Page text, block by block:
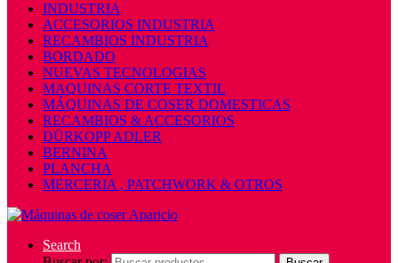
INDUSTRIA
ACCESORIOS INDUSTRIA
RECAMBIOS INDUSTRIA
BORDADO
NUEVAS TECNOLOGIAS
MAQUINAS CORTE TEXTIL
MÁQUINAS DE COSER DOMESTICAS
RECAMBIOS & ACCESORIOS
DÜRKOPP ADLER
BERNINA
PLANCHA
MERCERIA , PATCHWORK & OTROS
Search